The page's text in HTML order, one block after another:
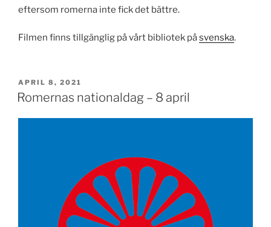
eftersom romerna inte fick det bättre.
Filmen finns tillgänglig på vårt bibliotek påsvenska.
PUBLICERAT
APRIL 8, 2021
Romernas nationaldag – 8 april